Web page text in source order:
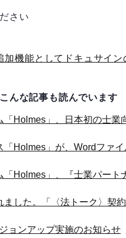
さい
加機能としてドキュサイン
んな記事も読んでいます
「Holmes」、日本初の士
「Holmes」が、Wordファ
「Holmes」、『士業パー
ました。「〈法トーク〉契
ョンアップ実施のお知らせ